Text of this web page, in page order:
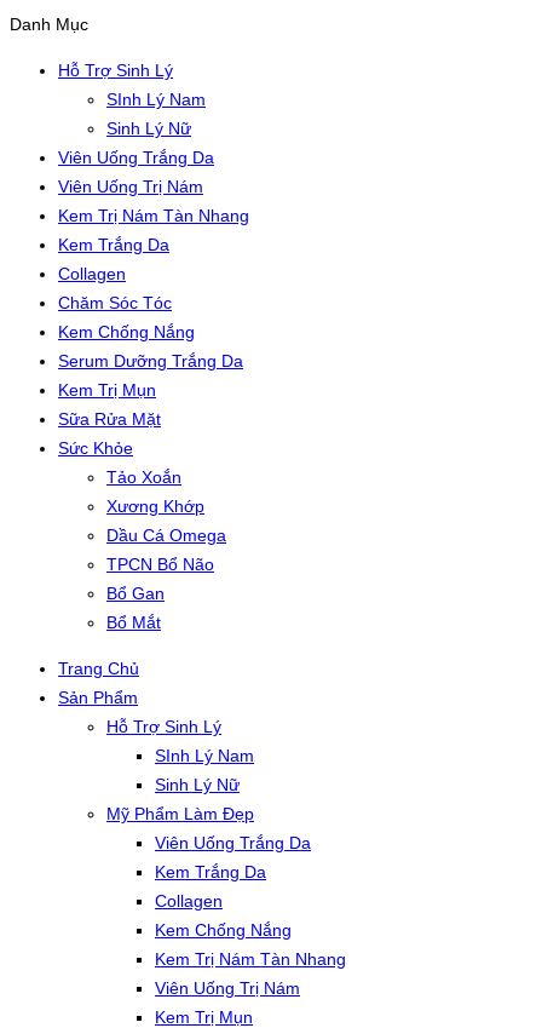
Danh Mục
Hỗ Trợ Sinh Lý
SInh Lý Nam
Sinh Lý Nữ
Viên Uống Trắng Da
Viên Uống Trị Nám
Kem Trị Nám Tàn Nhang
Kem Trắng Da
Collagen
Chăm Sóc Tóc
Kem Chống Nắng
Serum Dưỡng Trắng Da
Kem Trị Mụn
Sữa Rửa Mặt
Sức Khỏe
Tảo Xoắn
Xương Khớp
Dầu Cá Omega
TPCN Bổ Não
Bổ Gan
Bổ Mắt
Trang Chủ
Sản Phẩm
Hỗ Trợ Sinh Lý
SInh Lý Nam
Sinh Lý Nữ
Mỹ Phẩm Làm Đẹp
Viên Uống Trắng Da
Kem Trắng Da
Collagen
Kem Chống Nắng
Kem Trị Nám Tàn Nhang
Viên Uống Trị Nám
Kem Trị Mụn